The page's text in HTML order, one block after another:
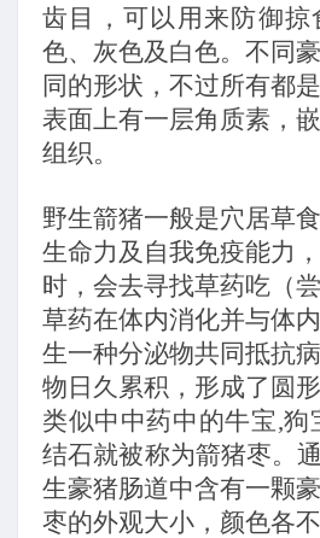
齿目，可以用来防御掠
色、灰色及白色。不同
同的形状，不过所有都
表面上有一层角质素，
组织。
野生箭猪一般是穴居草
生命力及自我免疫能力
时，会去寻找草药吃（
草药在体内消化并与体
生一种分泌物共同抵抗
物日久累积，形成了圆
类似中中药中的牛宝,狗
结石就被称为箭猪枣。
生豪猪肠道中含有一颗
枣的外观大小，颜色各